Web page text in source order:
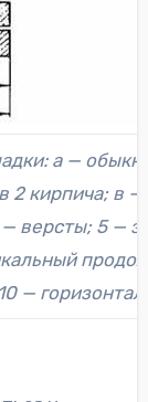
а —
2 кирпича; в
версты; 5 —
—